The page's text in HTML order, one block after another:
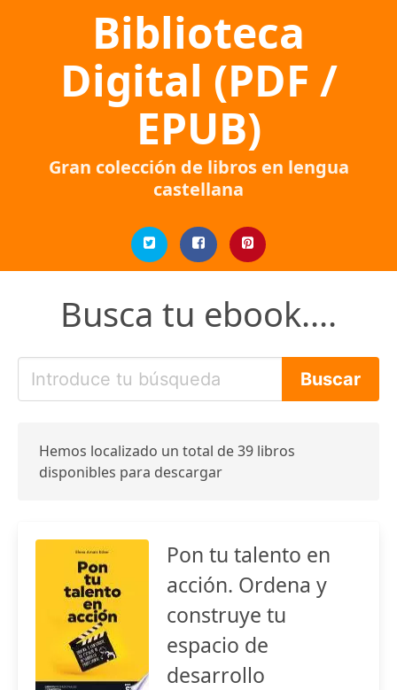
Biblioteca
Digital (PDF /
EPUB)
Gran colección de libros en lengua
castellana
Busca tu ebook....
Hemos localizado un total de 39 libros
disponibles para descargar
Pon tu talento en
acción. Ordena y
construye tu
espacio de
desarrollo